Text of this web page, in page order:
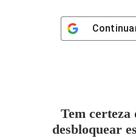
Tem certeza
desbloquear